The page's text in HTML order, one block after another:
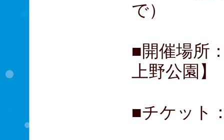
で）
■開催場所
上野公園】
■チケッ